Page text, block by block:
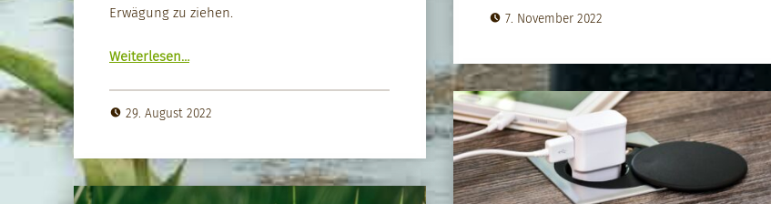
7. November 2022
Erwä­gung zu ziehen.
Weit­er­lesen…
29. August 2022